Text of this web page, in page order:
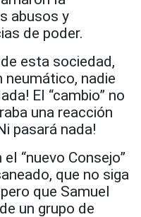
abusos y
de poder.
esta sociedad,
neumático, nadie
El “cambio” no
una reacción
pasará nada!
“nuevo Consejo”
que no siga
que Samuel
un grupo de